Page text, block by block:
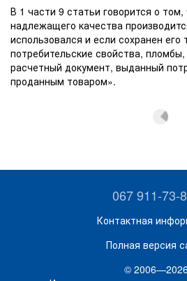
В 1 части 9 статьи говорится о
надлежащего качества
использовался и если сохранен его
потребительские свойства,
расчетный документ, выданный
проданным товаром».
067 911-73-
Контактная
Полная версия
©